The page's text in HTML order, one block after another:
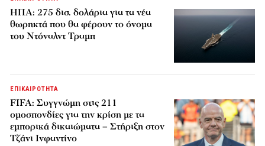
ΗΠΑ: 275 δισ. δολάρια για τα νέα
θωρηκτά που θα φέρουν το όνομα
του Ντόναλντ Τραμπ
ΕΠΙΚΑΙΡΟΤΗΤΑ
FIFA: Συγγνώμη στις 211
ομοσπονδίες για την κρίση με τα
εμπορικά δικαιώματα – Στήριξη στον
Τζάνι Ινφαντίνο